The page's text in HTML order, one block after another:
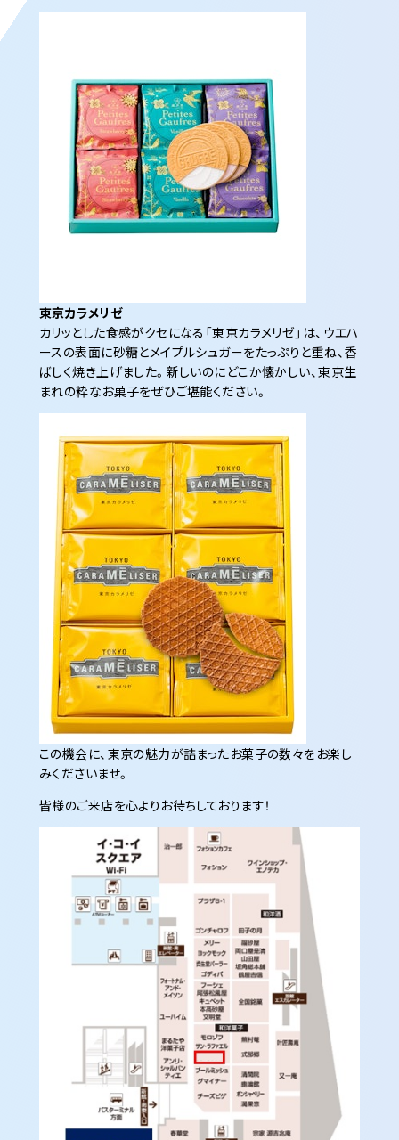
東京カラメリゼ
カリッとした食感がクセになる「東京カラメリゼ」は、ウエハ
ースの表面に砂糖とメイプルシュガーをたっぷりと重ね、香
ばしく焼き上げました。新しいのにどこか懐かしい、東京生
まれの粋なお菓子をぜひご堪能ください。
この機会に、東京の魅力が詰まったお菓子の数々をお楽し
みくださいませ。
皆様のご来店を心よりお待ちしております！